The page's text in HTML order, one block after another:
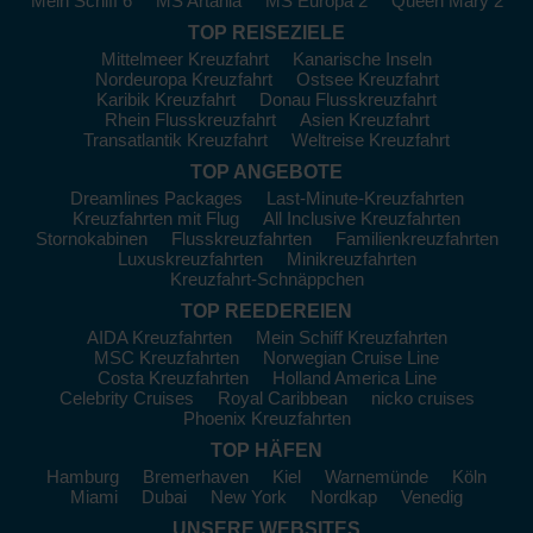
Italienisches Ambiente und
abwechslungsreiche Routen, z. B. mit derCosta Fortuna
P&O Cruises:Klassisches Kreuzfahrterlebnis mit Schiffen
Azura oderVentura
Luxus- und Kleinschiffe
Silversea:Hochwertige Suiten und persönlicher Service, z.
Silver Dawn
Hapag-Lloyd Cruises:Luxus auf höchstem Niveau mit
EUROPA 2
Oceania Cruises:Kulinarik und Kultur im Fokus, u. a.
undNautica
Ponant:Kleine Schiffe mit Expeditionscharakter wie
Bellot
Regent Seven Seas:All-Inclusive-Luxus mit
Noch mehr Kreuzfahrt-
TOP REISEZIELE
Mittelmeer Kreuzfahrt
Kanarische Inseln
Nordeuropa Kreuzfahrt
Ostsee Kreuzfahrt
Karibik Kreuzfahrt
Donau Flusskreuzfahrt
Rhein Flusskreuzfahrt
Asien Kreuzfahrt
Transatlantik Kreuzfahrt
Weltreise Kreuzfahrt
TOP ANGEBOTE
Dreamlines Packages
Last-Minute-Kreuzfahrten
Kreuzfahrten mit Flug
All Inclusive Kreuzfahrten
Stornokabinen
Flusskreuzfahrten
Familienkreuzfahrten
Luxuskreuzfahrten
Minikreuzfahrten
Kreuzfahrt-Schnäppchen
TOP REEDEREIEN
AIDA Kreuzfahrten
Mein Schiff Kreuzfahrten
MSC Kreuzfahrten
Norwegian Cruise Line
Costa Kreuzfahrten
Holland America Line
Celebrity Cruises
Royal Caribbean
nicko cruises
Phoenix Kreuzfahrten
TOP HÄFEN
Hamburg
Bremerhaven Kiel Warnemünde
Köln
Miami
Dubai New York Nordkap
Venedig
UNSERE WEBSITES